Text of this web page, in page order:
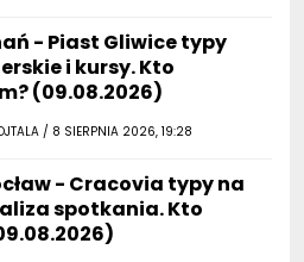
- Piast Gliwice typy
i kursy. Kto
(09.08.2026)
/ 8 SIERPNIA 2026, 19:28
- Cracovia typy na
spotkania. Kto